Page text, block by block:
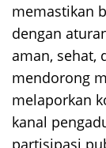
memastikan
dengan
aman, sehat,
mendorong
melaporkan
kanal
partisipasi